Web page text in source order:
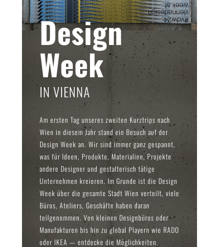
Design
Week
IN VIENNA
Am ersten Tag unseres zweiten Kurztrips nach
Wien in diesem Jahr stand ein Besuch auf der
Design Week an. Wir sind immer ganz gespannt,
was für Ideen, Produkte, Materialien, Projekte
andere Designer und gestalterisch tätige
Unternehmen kreieren. Im Grunde ist die Design
Week über die gesamte Stadt Wien verteilt, viele
Büros, Ateliers, Geschäfte haben daran
teilgenommen. Von kleinen Designbüros oder
Manufakturen bis hin zu global Playern wie RADO
oder IKEA — entdecke die Möglichkeiten.